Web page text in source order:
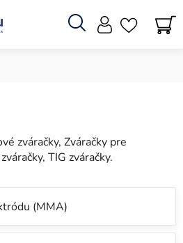
Hľadať
zváračky, Zváračky pre
TIG zváračky.
(MMA)